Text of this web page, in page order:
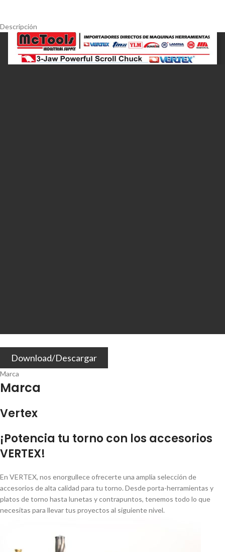
Descripción
Download/Descargar
Marca
Marca
Vertex
¡Potencia tu torno con los accesorios
VERTEX!
En VERTEX, nos enorgullece ofrecerte una amplia selección de
accesorios de alta calidad para tu torno. Desde porta-herramientas y
platos de torno hasta lunetas y contrapuntos, tenemos todo lo que
necesitas para llevar tus proyectos al siguiente nivel.